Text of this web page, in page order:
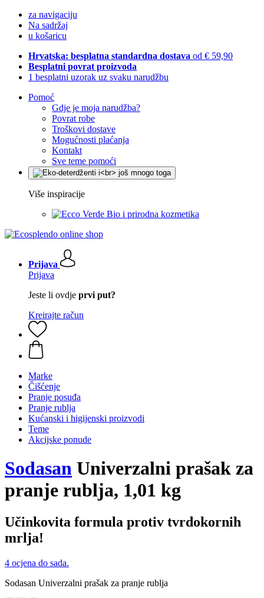
za navigaciju
Na sadržaj
u košaricu
Hrvatska: besplatna standardna dostava od € 59,90
Besplatni povrat proizvoda
1 besplatni uzorak uz svaku narudžbu
Pomoć
Gdje je moja narudžba?
Povrat robe
Troškovi dostave
Mogućnosti plaćanja
Kontakt
Sve teme pomoći
Više inspiracije
Bio i prirodna kozmetika
Prijava
Prijava
Jeste li ovdje prvi put?
Kreirajte račun
Marke
Čišćenje
Pranje posuđa
Pranje rublja
Kućanski i higijenski proizvodi
Teme
Akcijske ponude
Sodasan Univerzalni prašak za
pranje rublja, 1,01 kg
Učinkovita formula protiv tvrdokornih
mrlja!
4 ocjena do sada.
Sodasan Univerzalni prašak za pranje rublja